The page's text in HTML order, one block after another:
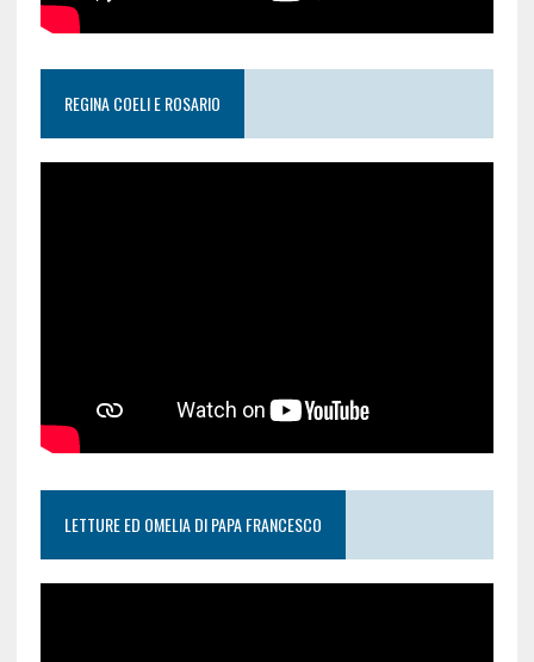
REGINA COELI E ROSARIO
LETTURE ED OMELIA DI PAPA FRANCESCO